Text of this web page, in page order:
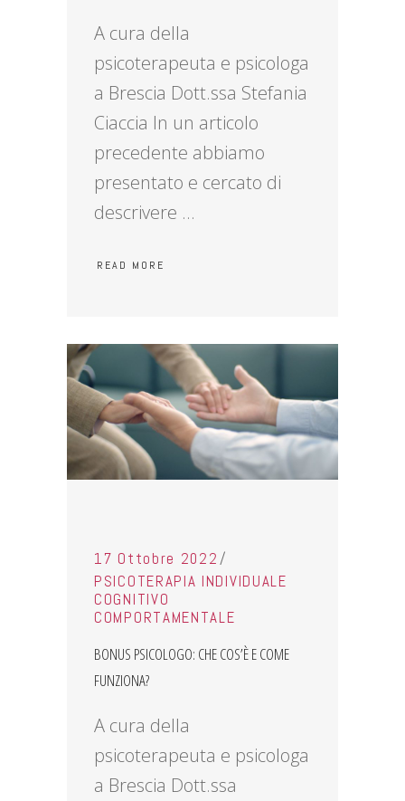
A cura della
psicoterapeuta e psicologa
a Brescia Dott.ssa Stefania
Ciaccia In un articolo
precedente abbiamo
presentato e cercato di
descrivere
READ MORE
17 Ottobre 2022
PSICOTERAPIA INDIVIDUALE
COGNITIVO
COMPORTAMENTALE
BONUS PSICOLOGO: CHE COS’È E COME
FUNZIONA?
A cura della
psicoterapeuta e psicologa
a Brescia Dott.ssa